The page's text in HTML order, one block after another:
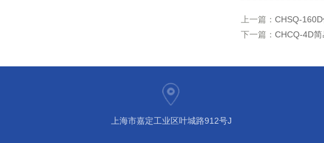
上一篇： CHSQ-
下一篇： CHCQ-4D
上海市嘉定工业区叶城路912号J